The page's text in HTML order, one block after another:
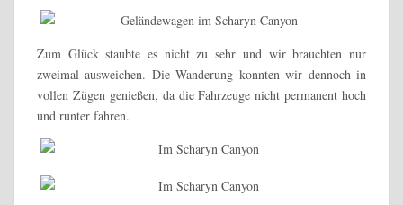
Zum Glück staubte es nicht zu sehr und wir brauchten nur
zweimal ausweichen. Die Wanderung konnten wir dennoch in
vollen Zügen genießen, da die Fahrzeuge nicht permanent hoch
und runter fahren.